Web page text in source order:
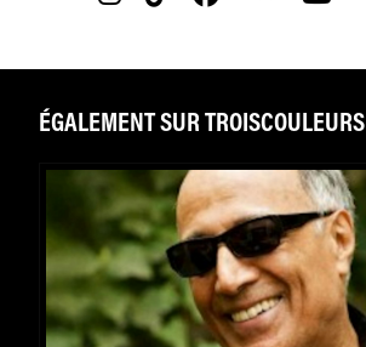
ÉGALEMENT SUR TROISCOULEURS